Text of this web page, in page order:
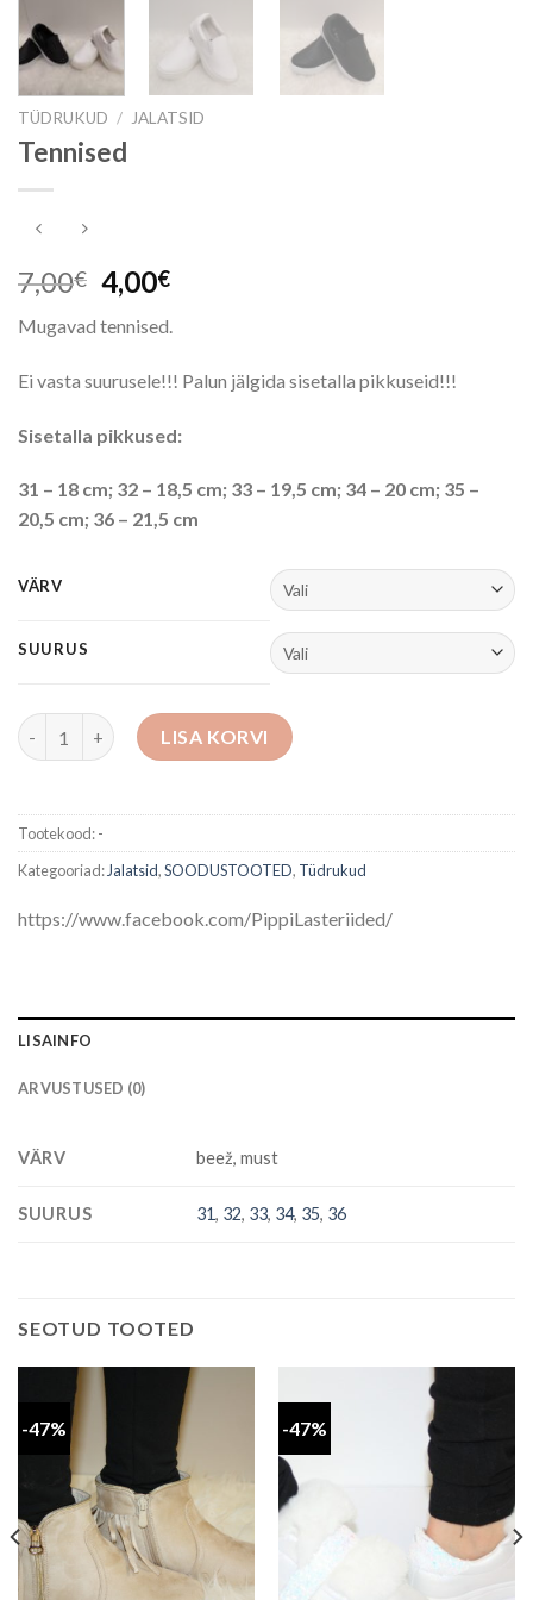
TÜDRUKUD / JALATSID
Tennised
7,00€ Algne
hind
oli:
7,00€.
4,00€Praegune
on:
4,00€.
Mugavad tennised.
Ei vasta suurusele!!! Palun jälgida sisetalla pikkuseid!!!
Sisetalla pikkused:
31 – 18 cm; 32 – 18,5 cm; 33 – 19,5 cm; 34 – 20 cm; 35 –
20,5 cm; 36 – 21,5 cm
VÄRV
SUURUS
Tennised kogus LISA KORVI
Tootekood:-
Kategooriad: Jalatsid,SOODUSTOOTED, Tüdrukud
https://www.facebook.com/PippiLasteriided/
LISAINFO
ARVUSTUSED (0)
VÄRV beež, must
SUURUS 31, 32, 33, 34, 35, 36
SEOTUD TOOTED
-47% -47%